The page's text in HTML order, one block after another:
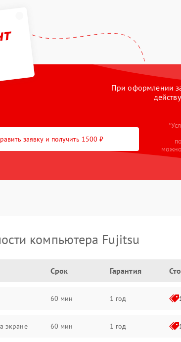
При оформлении
заявку и получить 1500 ₽
компьютера Fujitsu
Срок Гарантия
60 мин 1 год
экране 60 мин 1 год